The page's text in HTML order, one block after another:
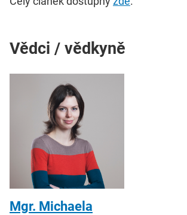
Vědci / vědkyně
Mgr. Michaela